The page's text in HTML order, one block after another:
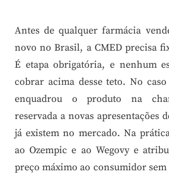
Antes de qualquer farmácia
novo no Brasil, a CMED precisa
É etapa obrigatória, e nenhum
cobrar acima desse teto. No
enquadrou o produto na
reservada a novas apresentações
já existem no mercado. Na
ao Ozempic e ao Wegovy e
preço máximo ao consumidor